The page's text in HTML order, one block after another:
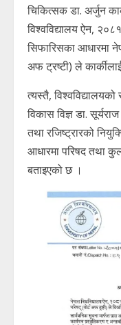
चिकित्सक डा. अर्जुन
विश्वविद्यालय ऐन,
सिफारिसका आधारमा
अफ ट्रष्टी) ले
त्यस्तै, विश्वविद्यालयको
विकास विज्ञ डा.
तथा रजिष्ट्रारको
आधारमा परिषद तथा
बताइएको छ ।